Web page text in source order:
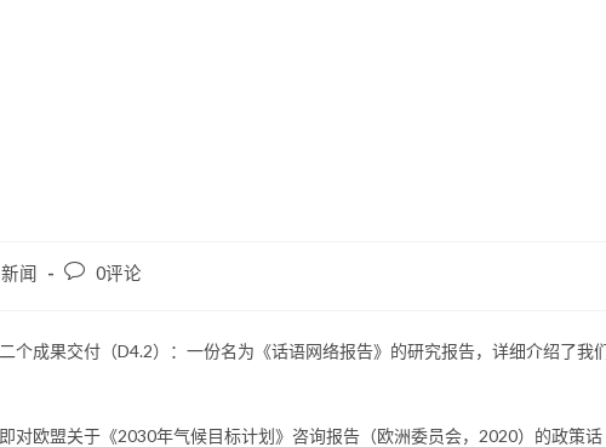
新闻 0评论
个成果交付（D4.2）：一份名为《话语网络报告》的研究报告，详细介绍了我
对欧盟关于《2030年气候目标计划》咨询报告（欧洲委员会，2020）的政策话